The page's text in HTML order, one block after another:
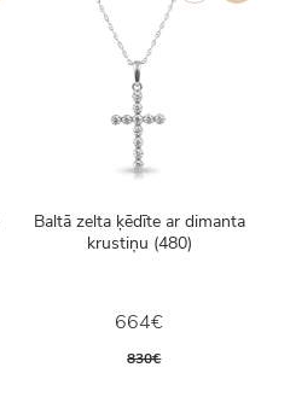
Baltā zelta ķēdīte ar dimanta
krustiņu (480)
664€
830€